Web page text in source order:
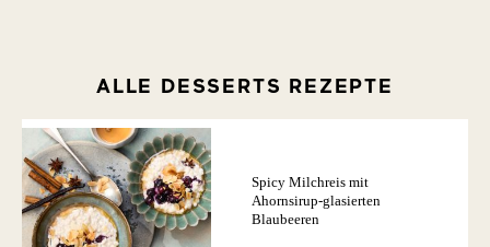
ALLE DESSERTS REZEPTE
Spicy Milchreis mit
Ahornsirup-glasierten
Blaubeeren